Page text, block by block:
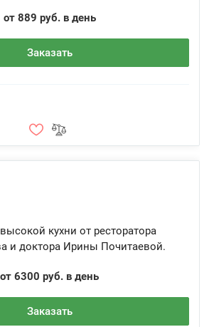
от 889 руб. в день
Заказать
кухни от ресторатора
и доктора Ирины Почитаевой.
от 6300 руб. в день
Заказать